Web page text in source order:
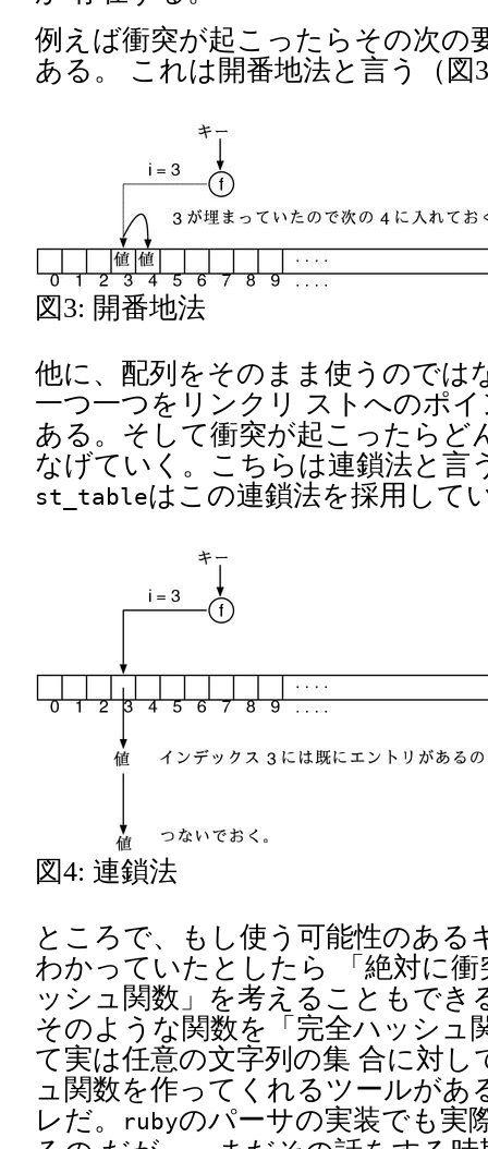
例えば衝突が起こったらその次の
ある。 これは開番地法と言う（図
図3: 開番地法
他に、配列をそのまま使うのでは
一つ一つをリンクリ ストへのポ
ある。そして衝突が起こったらど
なげていく。こちらは連鎖法と言
st_tableはこの連鎖法を採用して
図4: 連鎖法
ところで、もし使う可能性のある
わかっていたとしたら 「絶対に
ッシュ関数」を考えることもでき
そのような関数を「完全ハッシュ
て実は任意の文字列の集 合に対し
ュ関数を作ってくれるツールがあ
レだ。
rubyのパーサの実装でも実